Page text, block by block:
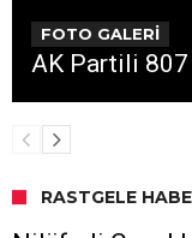
FOTO GALERİ
AK Partili
RASTGELE